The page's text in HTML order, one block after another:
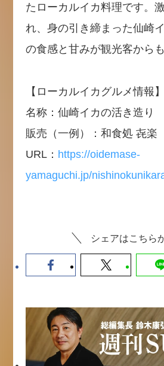
たローカルイカ料理です。
れ、身の引き締まった仙崎
の食感と甘みが観光客からも
【ローカルイカグルメ情報】
名称：仙崎イカの活き造り
販売（一例）：和食処 㐂楽
URL： https://oidemase-
yamaguchi.jp/
シェアはこちら